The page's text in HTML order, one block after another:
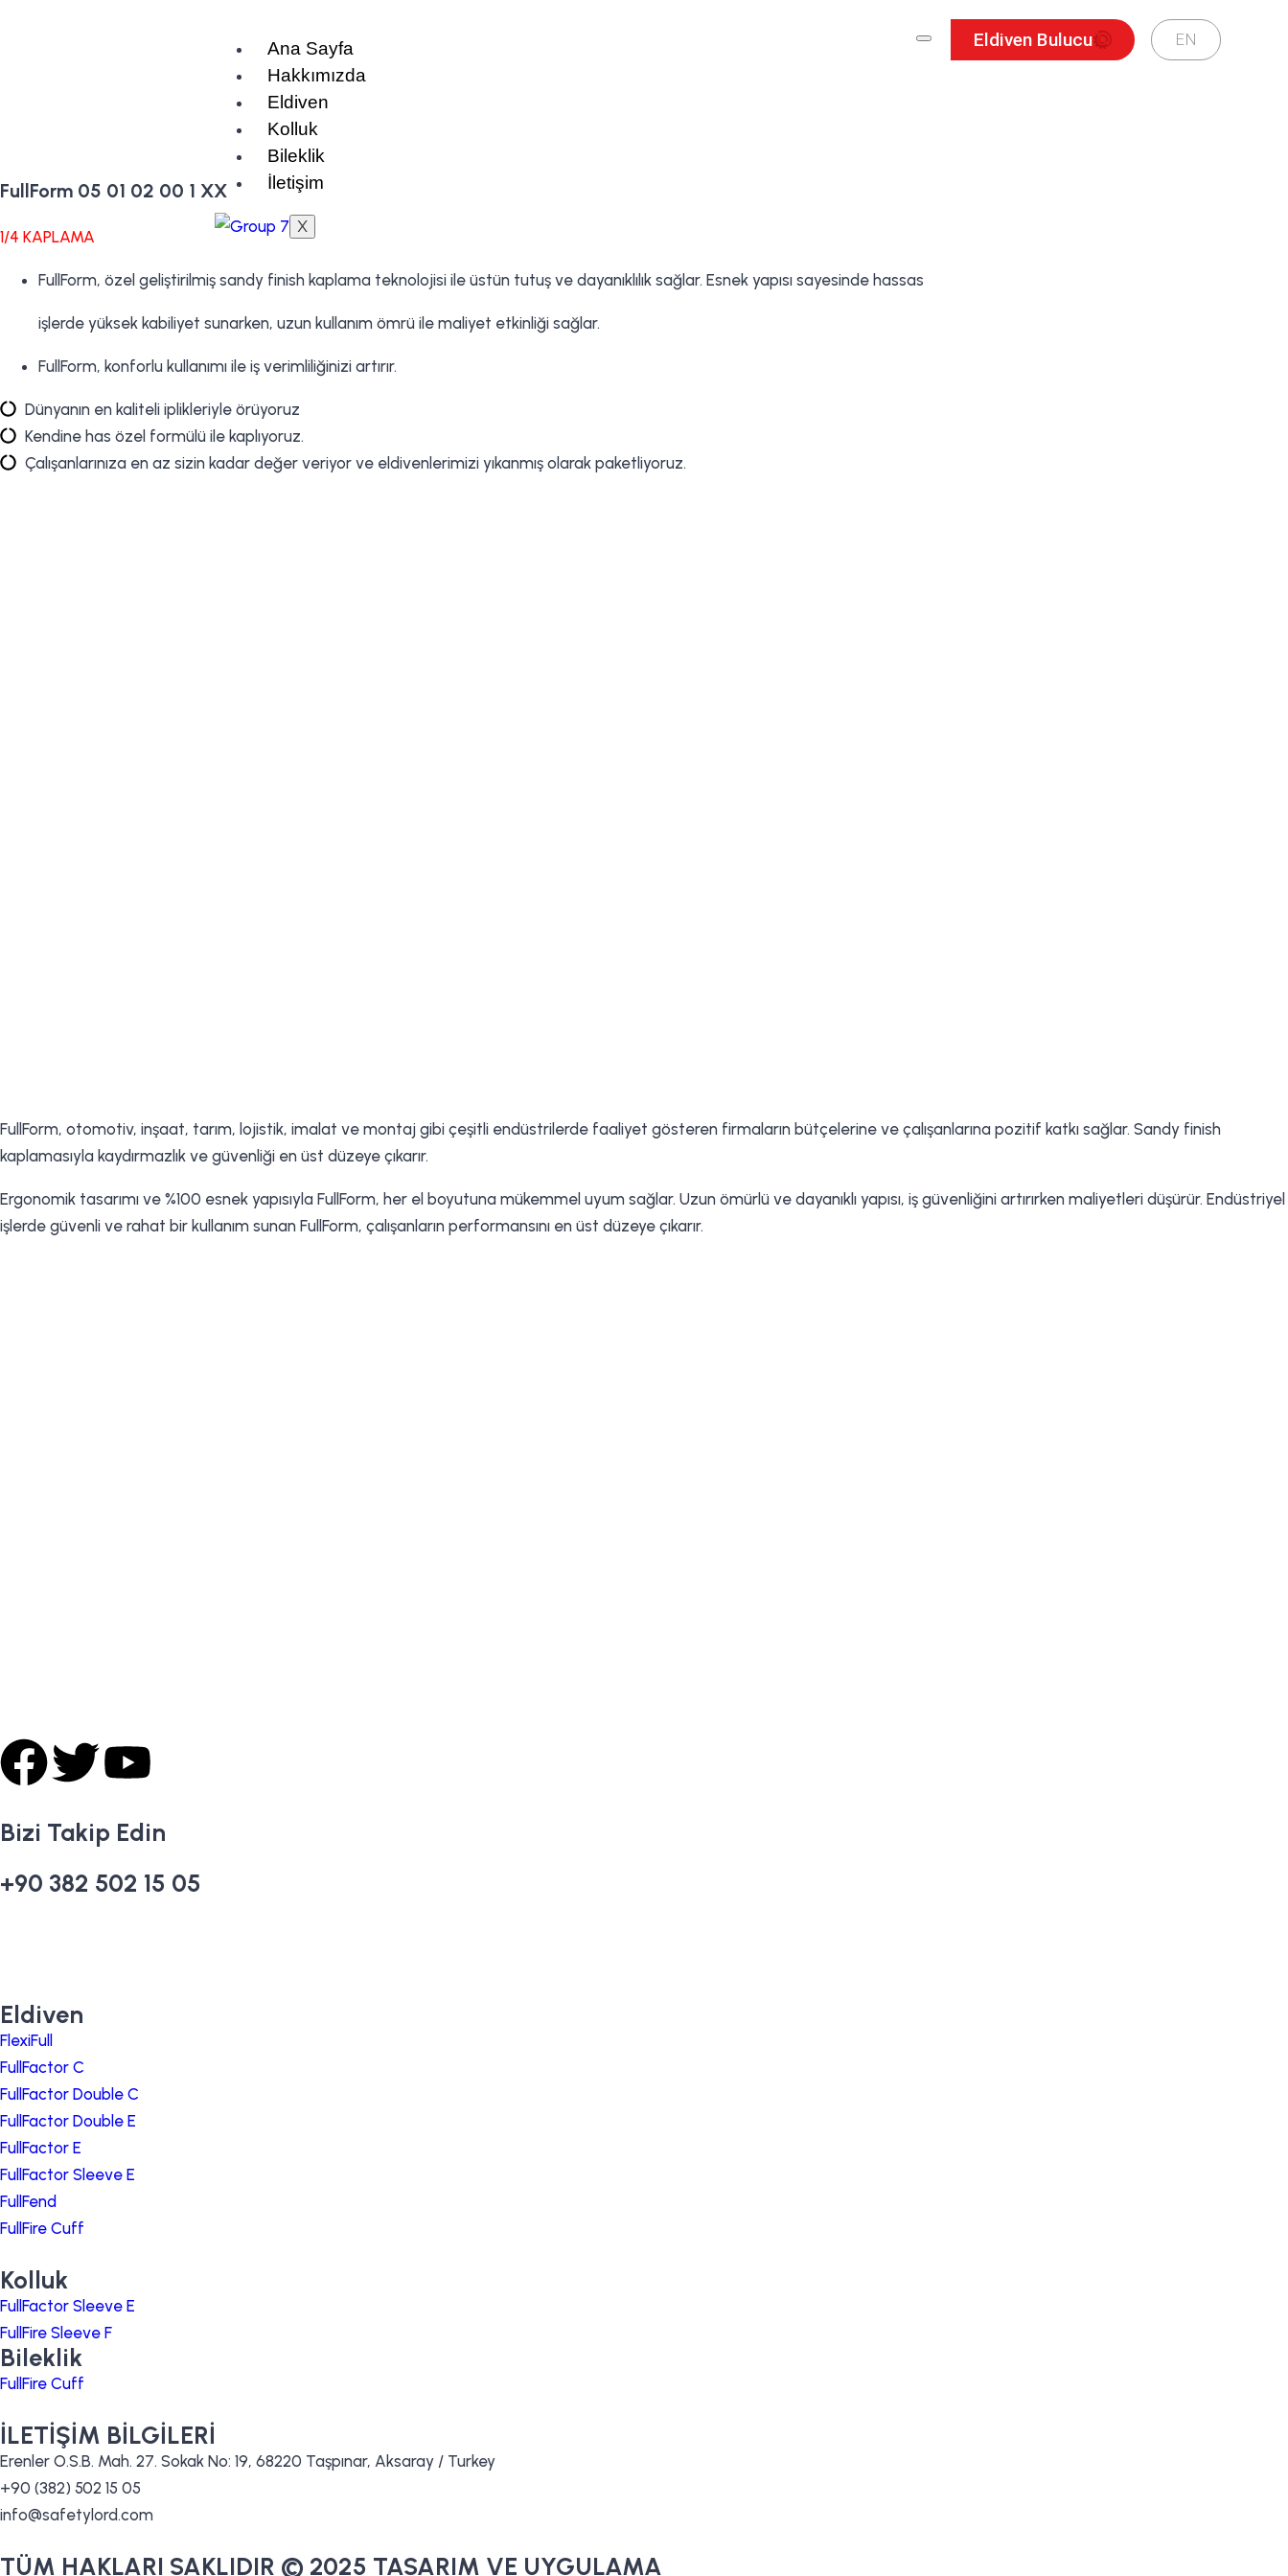
Ana Sayfa
Hakkımızda
Eldiven
Kolluk
Bileklik
İletişim
X
Eldiven Bulucu EN
FullForm 05 01 02 00 1 XX
1/4 KAPLAMA
FullForm, özel geliştirilmiş sandy finish kaplama teknolojisi ile üstün tutuş ve dayanıklılık sağlar. Esnek yapısı sayesinde hassas
işlerde yüksek kabiliyet sunarken, uzun kullanım ömrü ile maliyet etkinliği sağlar.
FullForm, konforlu kullanımı ile iş verimliliğinizi artırır.
Dünyanın en kaliteli iplikleriyle örüyoruz
Kendine has özel formülü ile kaplıyoruz.
Çalışanlarınıza en az sizin kadar değer veriyor ve eldivenlerimizi yıkanmış olarak paketliyoruz.
FullForm, otomotiv, inşaat, tarım, lojistik, imalat ve montaj gibi çeşitli endüstrilerde faaliyet gösteren firmaların bütçelerine ve çalışanlarına pozitif katkı sağlar. Sandy finish
kaplamasıyla kaydırmazlık ve güvenliği en üst düzeye çıkarır.
Ergonomik tasarımı ve %100 esnek yapısıyla FullForm, her el boyutuna mükemmel uyum sağlar. Uzun ömürlü ve dayanıklı yapısı, iş güvenliğini artırırken maliyetleri düşürür. Endüstriyel
işlerde güvenli ve rahat bir kullanım sunan FullForm, çalışanların performansını en üst düzeye çıkarır.
Bizi Takip Edin
+90 382 502 15 05
Eldiven
FlexiFull
FullFactor C
FullFactor Double C
FullFactor Double E
FullFactor E
FullFactor Sleeve E
FullFend
FullFire Cuff
Kolluk
FullFactor Sleeve E
FullFire Sleeve F
Bileklik
FullFire Cuff
İLETİŞİM BİLGİLERİ
Erenler O.S.B. Mah. 27. Sokak No: 19, 68220 Taşpınar, Aksaray / Turkey
+90 (382) 502 15 05
info@safetylord.com
TÜM HAKLARI SAKLIDIR © 2025 TASARIM VE UYGULAMA